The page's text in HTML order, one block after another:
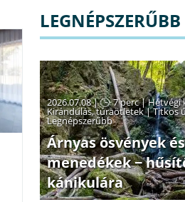
2026.07.08 | 7 perc|Hétvégi
Kirándulás, túraötletek|Titkos
Legnépszerűbb
Árnyas ösvények
menedékek −
kánikulára